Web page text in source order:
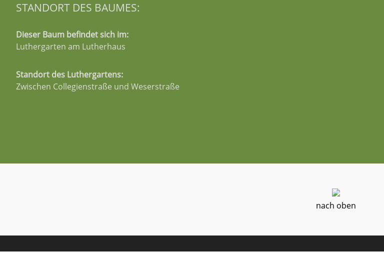
STANDORT DES BAUMES:
Dieser Baum befindet sich im:
Luthergarten am Lutherhaus
Standort des Luthergartens:
Zwischen Collegienstraße und Weserstraße
nach oben